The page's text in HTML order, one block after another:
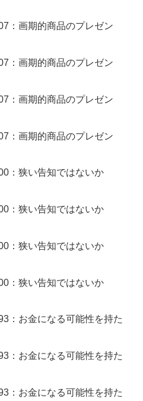
：画期的商品のプレゼン
：画期的商品のプレゼン
：画期的商品のプレゼン
：画期的商品のプレゼン
：狭い告知ではないか
：狭い告知ではないか
：狭い告知ではないか
：狭い告知ではないか
：お金になる可能性を持た
：お金になる可能性を持た
：お金になる可能性を持た